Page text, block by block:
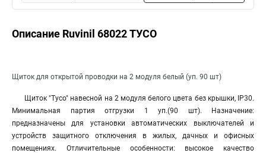
Описание Ruvinil 68022 ТУСО
Щиток для открытой проводки на 2 модуля белый (уп. 90 шт)
Щиток "Тусо" навесной на 2 модуля белого цвета без крышки, IP30.
Минимальная партия отгрузки 1 уп.(90 шт). Назначение:
предназначены для установки автоматических выключателей и
устройств защитного отключения в жилых, дачных и офисных
помещениях. Отличительные особенности: высокое качество